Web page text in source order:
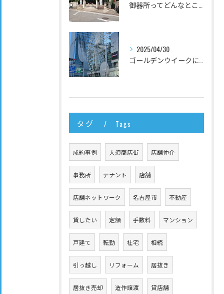
2025/04/30
タグ Tags
成約事例 大須商店街 店舗仲介
事務所 テナント 店舗
店舗ネットワーク 名古屋市 不動産
貸したい 定額 手数料 マンション
戸建て 転勤 社宅 相続
引っ越し リフォーム 居抜き
居抜き売却 造作譲渡 貸店舗